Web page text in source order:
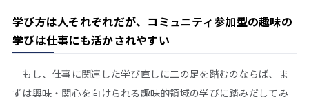
学び方は人それぞれだが、コミュニティ参加型の趣味の
学びは仕事にも活かされやすい
もし、仕事に関連した学び直しに二の足を踏むのならば、ま
ずは興味・関心を向けられる趣味的領域の学びに踏みだしてみ